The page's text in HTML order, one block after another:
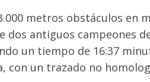
metros obstáculos en
antiguos campeones
un tiempo de 16:37
con un trazado no